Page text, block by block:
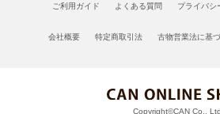
ご利用ガイド よくある質問 プライバシ
会社概要 特定商取引法 古物営業法に基
Copyright©CAN Co., Ltd